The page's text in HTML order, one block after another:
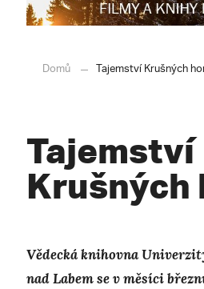
Domů Tajemství Krušných
Tajemství
Krušných
Vědecká knihovna
nad Labem se v měsíci